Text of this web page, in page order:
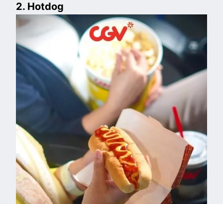
2. Hotdog